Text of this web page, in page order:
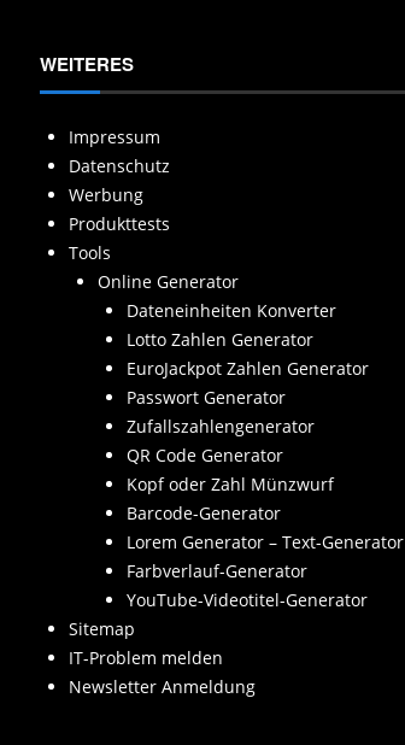
WEITERES
Impressum
Datenschutz
Werbung
Produkttests
Tools
Online Generator
Dateneinheiten Konverter
Lotto Zahlen Generator
EuroJackpot Zahlen Generator
Passwort Generator
Zufallszahlengenerator
QR Code Generator
Kopf oder Zahl Münzwurf
Barcode-Generator
Lorem Generator – Text-Generator
Farbverlauf-Generator
YouTube-Videotitel-Generator
Sitemap
IT-Problem melden
Newsletter Anmeldung